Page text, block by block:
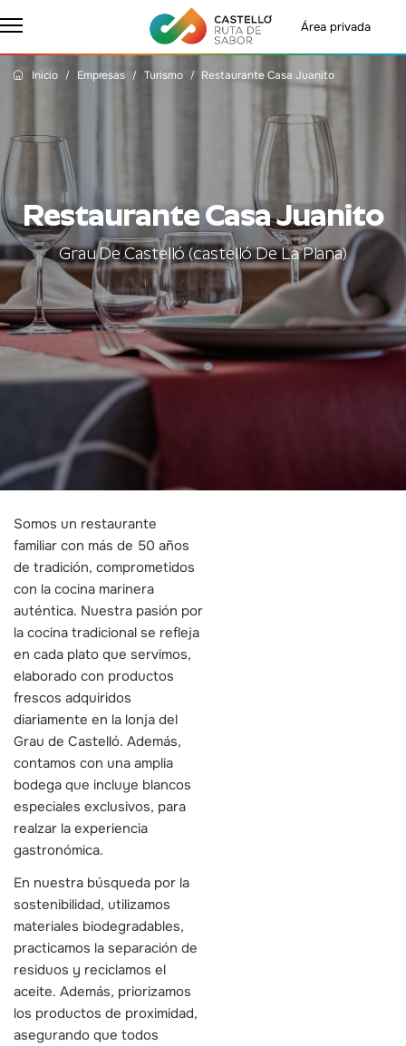
Área privada
Restaurante Casa Juanito
Grau De Castelló (castelló De La Plana)
Inicio Empresas Turismo Restaurante Casa Juanito
Somos un restaurante
familiar con más de 50 años
de tradición, comprometidos
con la cocina marinera
auténtica. Nuestra pasión por
la cocina tradicional se refleja
en cada plato que servimos,
elaborado con productos
frescos adquiridos
diariamente en la lonja del
Grau de Castelló. Además,
contamos con una amplia
bodega que incluye blancos
especiales exclusivos, para
realzar la experiencia
gastronómica.
En nuestra búsqueda por la
sostenibilidad, utilizamos
materiales biodegradables,
practicamos la separación de
residuos y reciclamos el
aceite. Además, priorizamos
los productos de proximidad,
asegurando que todos